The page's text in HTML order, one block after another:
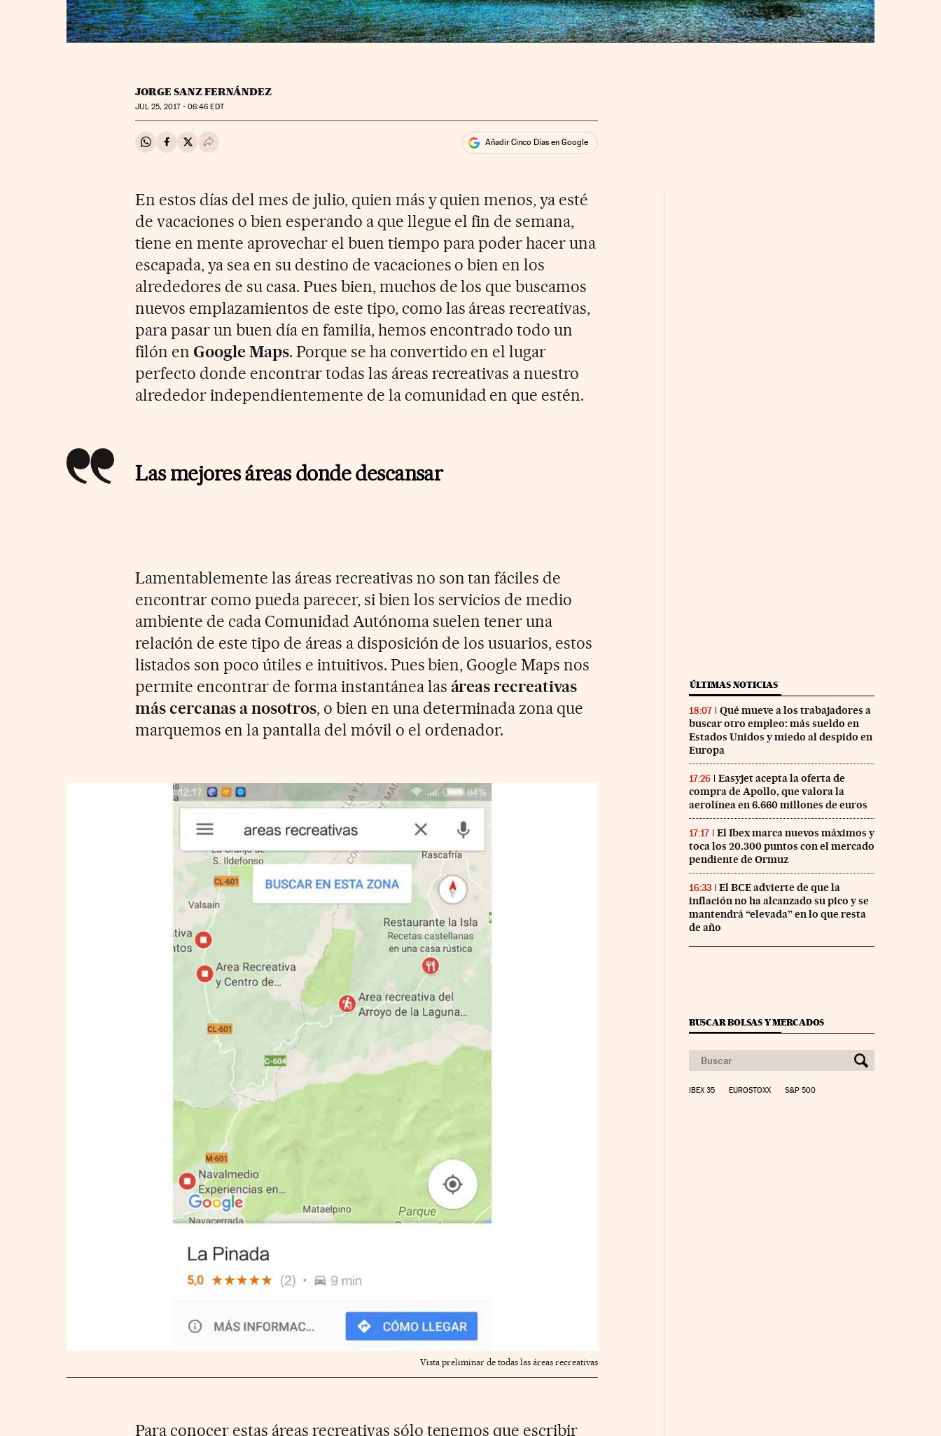
JORGE SANZ FERNÁNDEZ
JUL25, 2017 - 06:46 EDT
Compartir en Whatsapp
Compartir en Facebook
Compartir en Twitter
Desplegar Redes Sociales Añadir Cinco Días en Google
En estos días del mes de julio, quien más y quien menos, ya esté
de vacaciones o bien esperando a que llegue el fin de semana,
tiene en mente aprovechar el buen tiempo para poder hacer una
escapada, ya sea en su destino de vacaciones o bien en los
alrededores de su casa. Pues bien, muchos de los que buscamos
nuevos emplazamientos de este tipo, como las áreas recreativas,
para pasar un buen día en familia, hemos encontrado todo un
filón en Google Maps. Porque se ha convertido en el lugar
perfecto donde encontrar todas las áreas recreativas a nuestro
alrededor independientemente de la comunidad en que estén.
Las mejores áreas donde descansar
Lamentablemente las áreas recreativas no son tan fáciles de
encontrar como pueda parecer, si bien los servicios de medio
ambiente de cada Comunidad Autónoma suelen tener una
relación de este tipo de áreas a disposición de los usuarios, estos
listados son poco útiles e intuitivos. Pues bien, Google Maps nos
permite encontrar de forma instantánea las áreas recreativas
más cercanas a nosotros, o bien en una determinada zona que
marquemos en la pantalla del móvil o el ordenador.
Vista preliminar de todas las áreas recreativas
Para conocer estas áreas recreativas sólo tenemos que escribir
ÚLTIMAS NOTICIAS
18:07
Qué mueve a los trabajadores a
buscar otro empleo: más sueldo en
Estados Unidos y miedo al despido en
Europa
17:26
Easyjet acepta la oferta de
compra de Apollo, que valora la
aerolínea en 6.660 millones de euros
17:17
El Ibex marca nuevos máximos y
toca los 20.300 puntos con el mercado
pendiente de Ormuz
16:33
El BCE advierte de que la
inflación no ha alcanzado su pico y se
mantendrá “elevada” en lo que resta
de año
BUSCAR BOLSAS Y MERCADOS
IBEX 35 EUROSTOXX S&P 500